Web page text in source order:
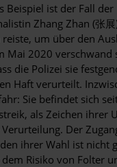
Beispiel ist der Fall der
Zhang Zhan (张
um über den
Mai 2020 verschwand
die Polizei sie
Haft verurteilt.
Sie befindet sich
als Zeichen ihrer
Der
ihrer Wahl ist nicht
Risiko von Folter